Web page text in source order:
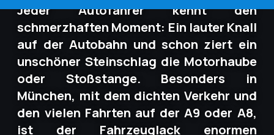
Jeder Autofahrer kennt den
schmerzhaften Moment: Ein lauter Knall
auf der Autobahn und schon ziert ein
unschöner Steinschlag die Motorhaube
oder Stoßstange. Besonders in
München, mit dem dichten Verkehr und
den vielen Fahrten auf der A9 oder A8,
ist der Fahrzeuglack enormen